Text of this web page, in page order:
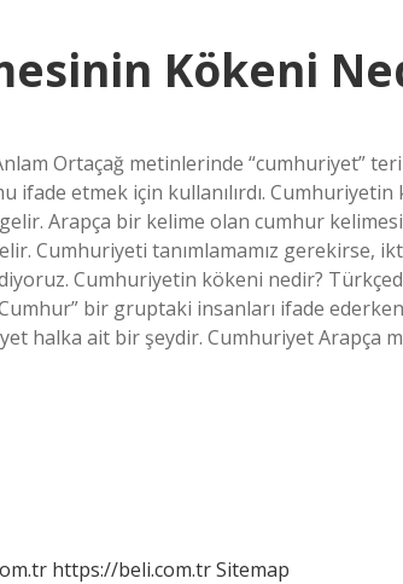
Kökeni
Ortaçağ metinlerinde “cumhuriyet”
etmek için kullanılırdı.
Arapça bir kelime olan cumhur
Cumhuriyeti tanımlamamız gerekirse,
Cumhuriyetin kökeni nedir?
bir gruptaki insanları ifade
halka ait bir şeydir. Cumhuriyet Arapça
https://beli.com.trSitemap